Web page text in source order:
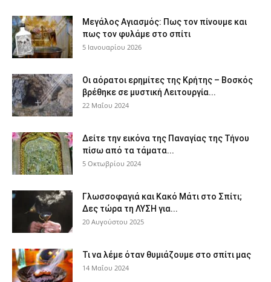
Μεγάλος Αγιασμός: Πως τον πίνουμε και
πως τον φυλάμε στο σπίτι
5 Ιανουαρίου 2026
Οι αόρατοι ερημίτες της Κρήτης – Βοσκός
βρέθηκε σε μυστική Λειτουργία...
22 Μαΐου 2024
Δείτε την εικόνα της Παναγίας της Τήνου
πίσω από τα τάματα...
5 Οκτωβρίου 2024
Γλωσσοφαγιά και Κακό Μάτι στο Σπίτι;
Δες τώρα τη ΛΥΣΗ για...
20 Αυγούστου 2025
Τι να λέμε όταν θυμιάζουμε στο σπίτι μας
14 Μαΐου 2024